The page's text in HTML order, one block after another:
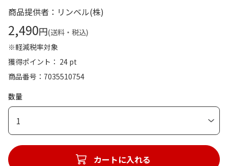
商品提供者：リンベル(株)
2,490円(送料・税込)
※軽減税率対象
獲得ポイント： 24 pt
商品番号
7035510754
数量
1
カートに入れる